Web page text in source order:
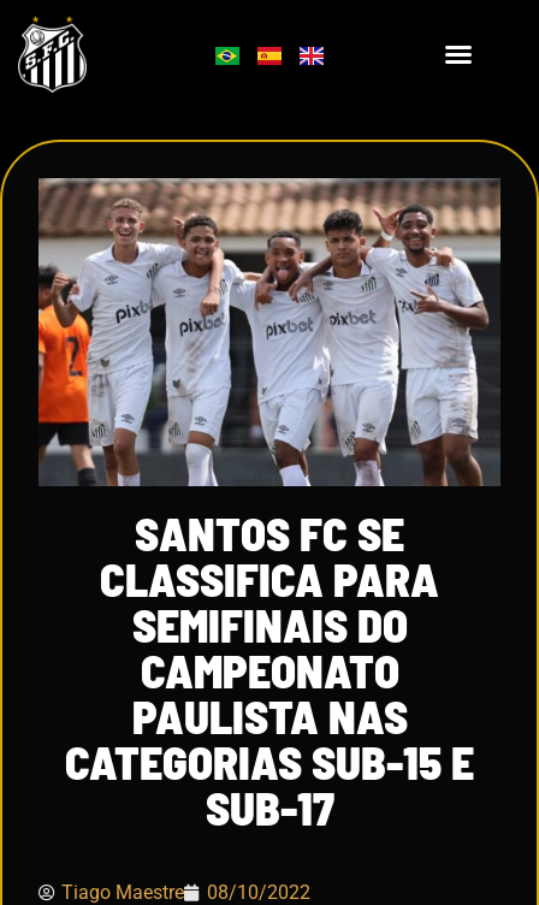
SANTOS FC SE
CLASSIFICA PARA
SEMIFINAIS DO
CAMPEONATO
PAULISTA NAS
CATEGORIAS SUB-15 E
SUB-17
Tiago Maestre 08/10/2022